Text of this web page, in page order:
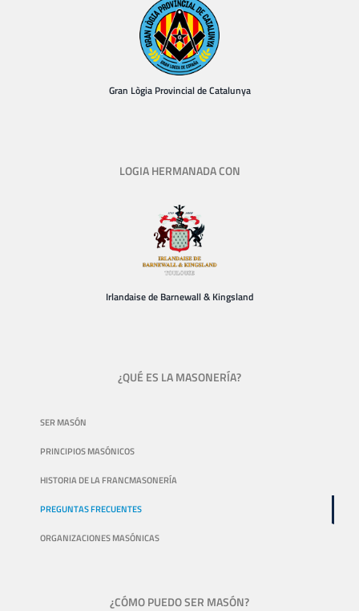
Gran Lògia Provincial de Catalunya
LOGIA HERMANADA CON
Irlandaise de Barnewall & Kingsland
¿QUÉ ES LA MASONERÍA?
SER MASÓN
PRINCIPIOS MASÓNICOS
HISTORIA DE LA FRANCMASONERÍA
PREGUNTAS FRECUENTES
ORGANIZACIONES MASÓNICAS
¿CÓMO PUEDO SER MASÓN?